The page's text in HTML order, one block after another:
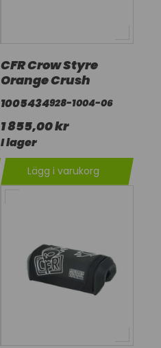
CFR Crow Styre
Orange Crush
1005434928-1004-06
1 855,00 kr
I lager
Lägg i varukorg